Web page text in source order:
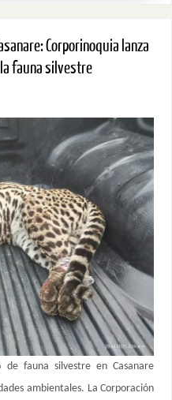
Corporinoquia lanza
fauna silvestre
fauna silvestre en Casanare
ambientales. La Corporación